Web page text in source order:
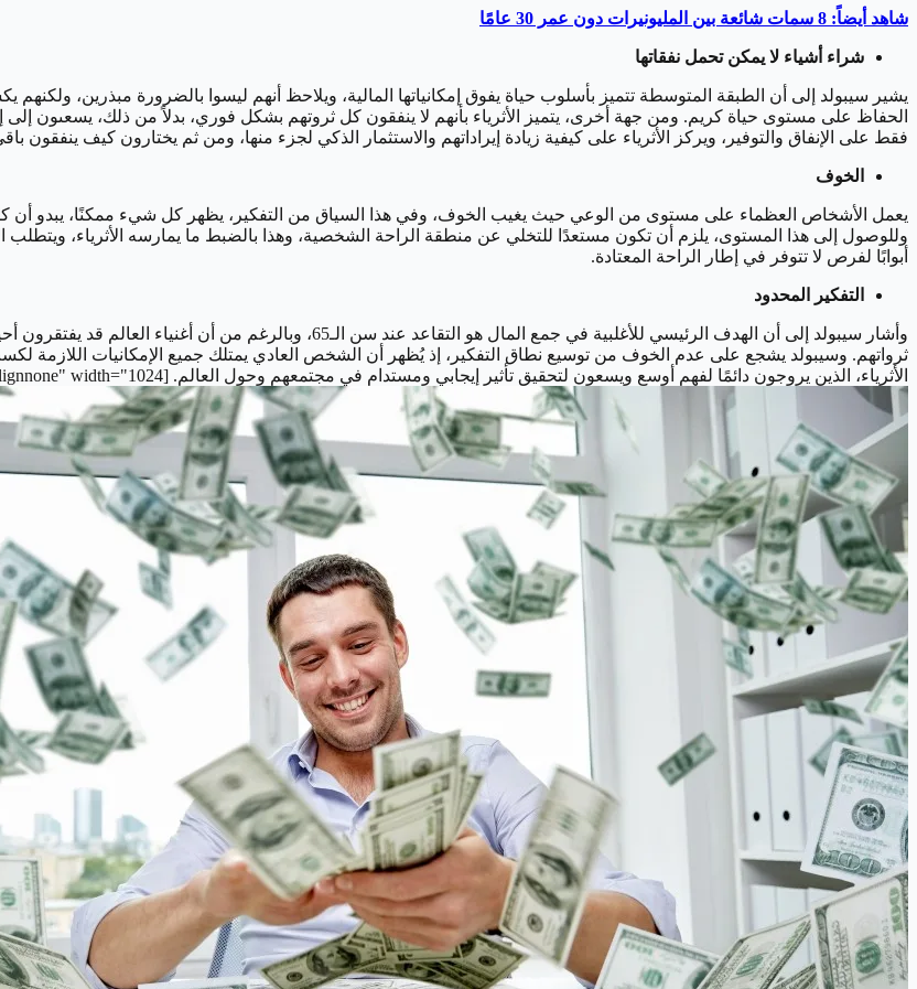
شاهد أيضاً: 8 سمات شائعة بين المليونيرات دون عمر 30 عامًا
شراء أشياء لا يمكن تحمل نفقاتها
يشير سيبولد إلى أن الطبقة المتوسطة تتميز بأسلوب حياة يفوق إمكانياتها المالية، ويلاحظ أنهم ليسوا بالضرورة مبذرين،
الحفاظ على مستوى حياة كريم. ومن جهة أخرى، يتميز الأثرياء بأنهم لا ينفقون كل ثروتهم بشكل فوري، بدلاً من ذلك، يسعىون
فقط على الإنفاق والتوفير، ويركز الأثرياء على كيفية زيادة إيراداتهم والاستثمار الذكي لجزء منها، ومن ثم يختارون كيف
الخوف
يعمل الأشخاص العظماء على مستوى من الوعي حيث يغيب الخوف، وفي هذا السياق من التفكير، يظهر كل شيء ممكنًا، يبدو أن كل
وللوصول إلى هذا المستوى، يلزم أن تكون مستعدًا للتخلي عن منطقة الراحة الشخصية، وهذا بالضبط ما يمارسه الأثرياء،
أبوابًا لفرص لا تتوفر في إطار الراحة المعتادة.
التفكير المحدود
وأشار سيبولد إلى أن الهدف الرئيسي للأغلبية في جمع المال هو التقاعد
ثرواتهم. وسيبولد يشجع على عدم الخوف من توسيع نطاق التفكير، إذ يُظهر أن الشخص العادي يمتلك جميع الإمكانيات اللازمة
الأثرياء، الذين يروجون دائمًا لفهم أوسع ويسعون لتحقيق تأثير إيجابي ومستدام في مجتمعهم وحول العالم. [caption id="attachment_4170" align="alignnone" width="1024"]